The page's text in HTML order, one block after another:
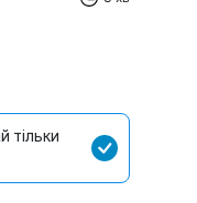
тільки